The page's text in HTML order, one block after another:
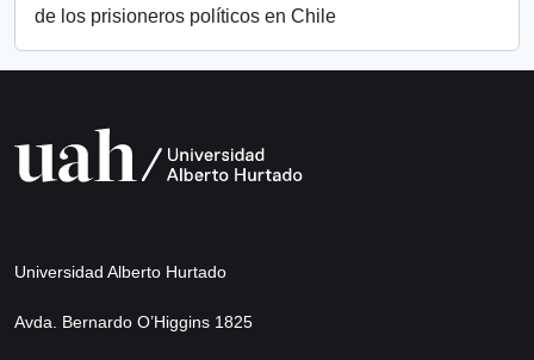
de los prisioneros políticos en Chile
Universidad Alberto Hurtado
Avda. Bernardo O’Higgins 1825